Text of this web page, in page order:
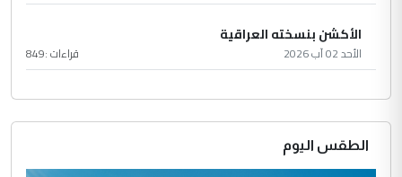
الأكشن بنسخته العراقية
الأحد 02 آب 2026 قراءات :849
الطقس اليوم